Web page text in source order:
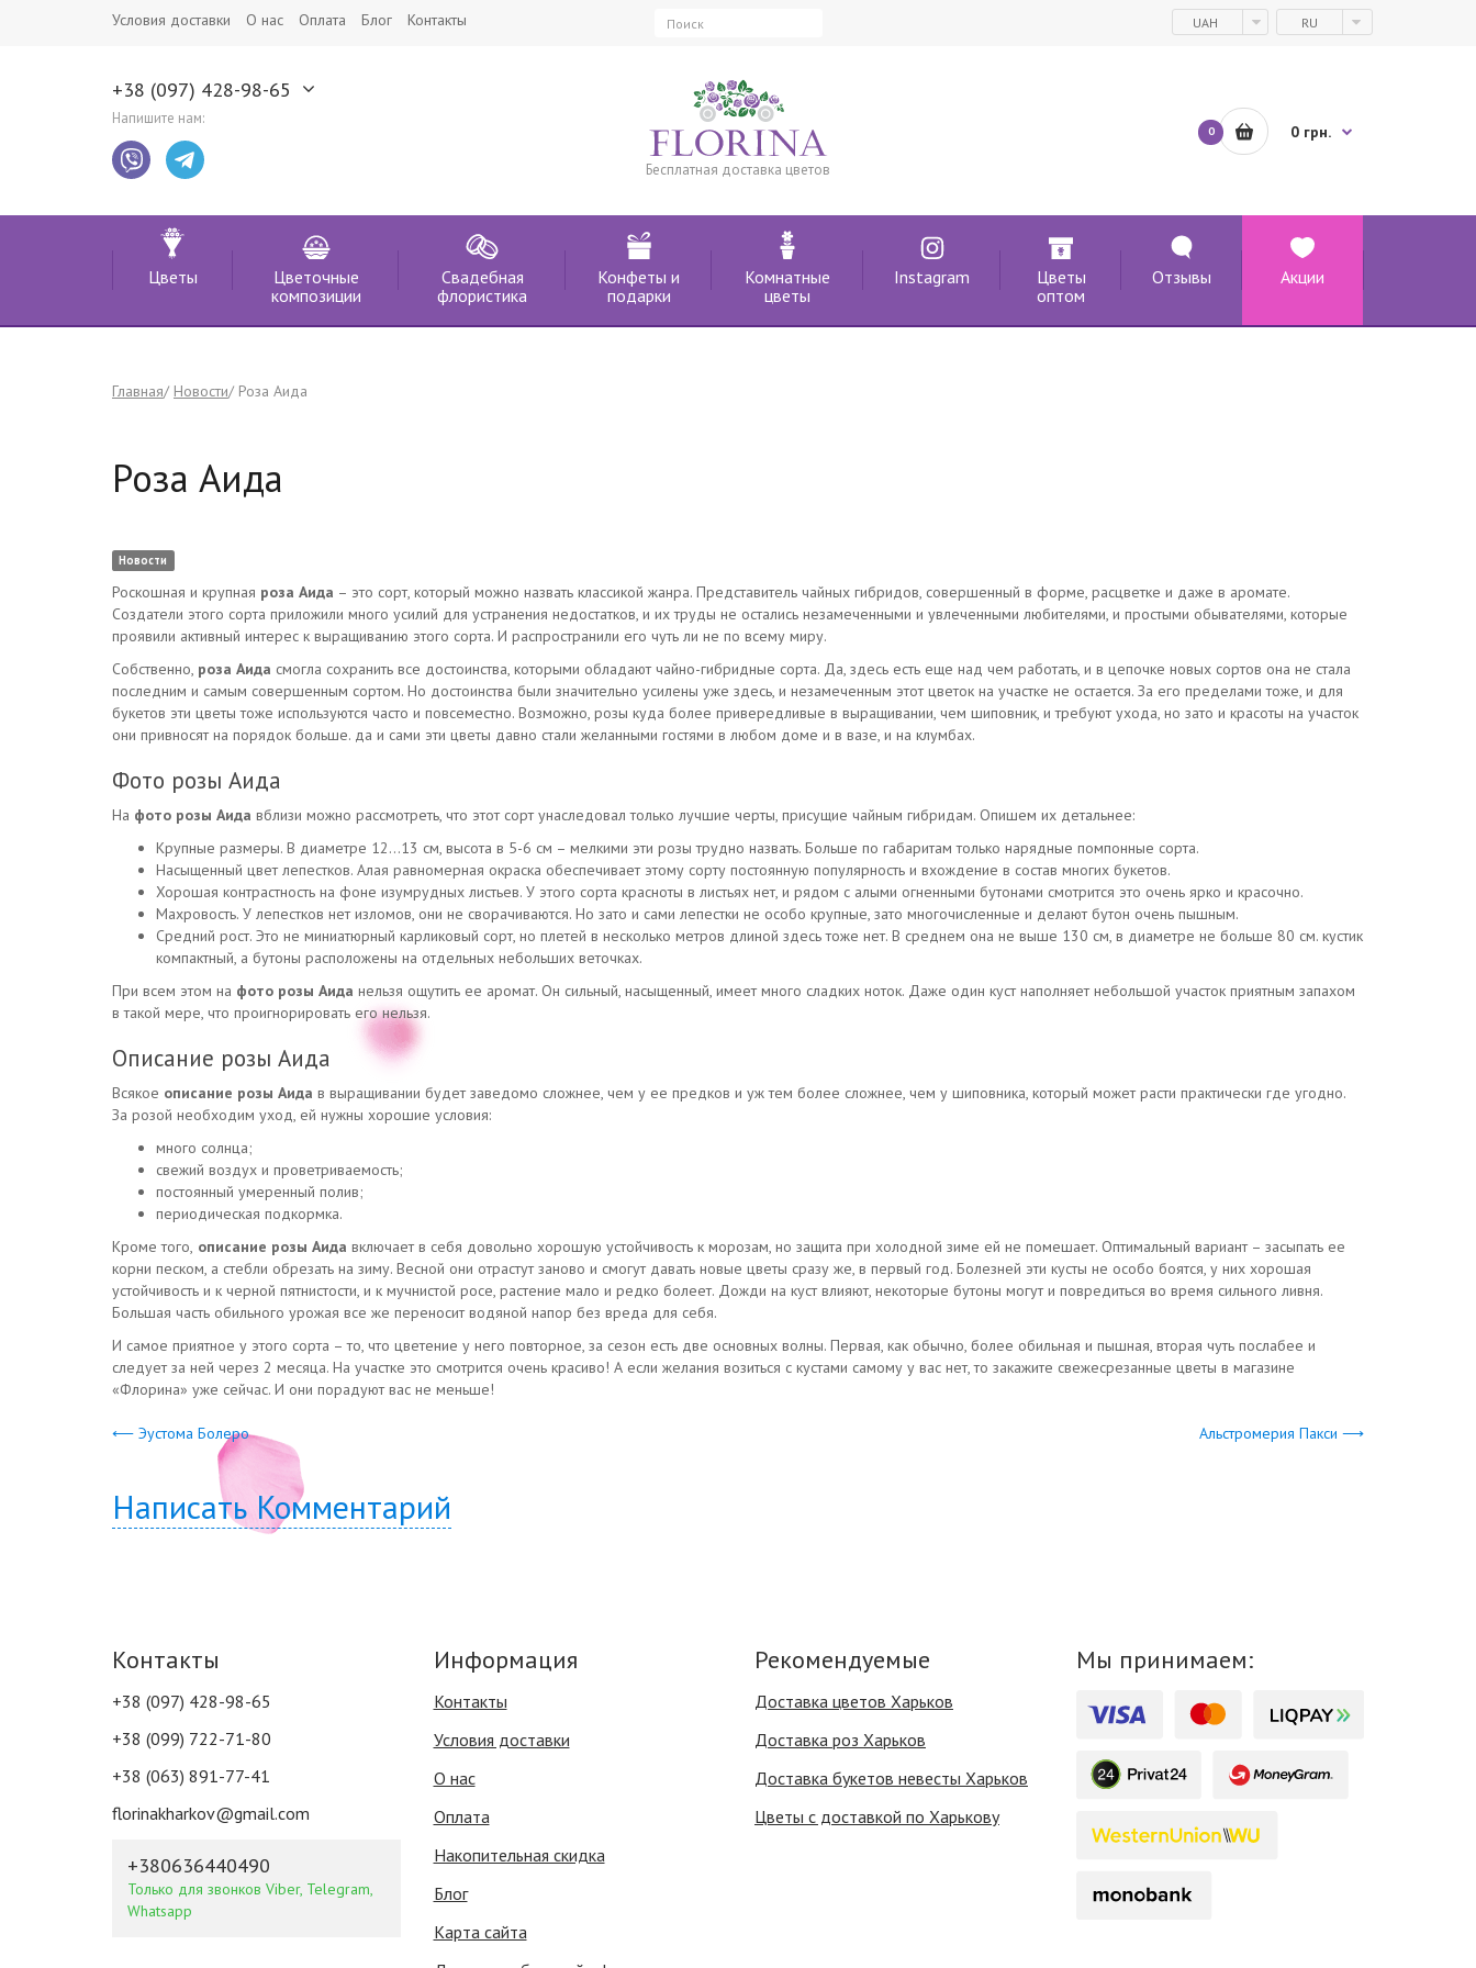
Условия доставки О нас Оплата Блог Контакты UAH RU
+38 (097) 428-98-65
Напишите нам:
Бесплатная доставка цветов
0 0 грн.
Цветы
Цветочные
композиции
Свадебная
флористика
Конфеты и
подарки
Комнатные
цветы
Instagram
Цветы
оптом
Отзывы Акции
Главная Новости Роза Аида
Роза Аида
Новости
Роскошная и крупная роза Аида – это сорт, который можно назвать классикой жанра. Представитель чайных гибридов, совершенный в форме, расцветке и даже в аромате.
Создатели этого сорта приложили много усилий для устранения недостатков, и их труды не остались незамеченными и увлеченными любителями, и простыми обывателями, которые
проявили активный интерес к выращиванию этого сорта. И распространили его чуть ли не по всему миру.
Собственно, роза Аида смогла сохранить все достоинства, которыми обладают чайно-гибридные сорта. Да, здесь есть еще над чем работать, и в цепочке новых сортов она не стала
последним и самым совершенным сортом. Но достоинства были значительно усилены уже здесь, и незамеченным этот цветок на участке не остается. За его пределами тоже, и для
букетов эти цветы тоже используются часто и повсеместно. Возможно, розы куда более привередливые в выращивании, чем шиповник, и требуют ухода, но зато и красоты на участок
они привносят на порядок больше. да и сами эти цветы давно стали желанными гостями в любом доме и в вазе, и на клумбах.
Фото розы Аида
На фото розы Аида вблизи можно рассмотреть, что этот сорт унаследовал только лучшие черты, присущие чайным гибридам. Опишем их детальнее:
Крупные размеры. В диаметре 12…13 см, высота в 5-6 см – мелкими эти розы трудно назвать. Больше по габаритам только нарядные помпонные сорта.
Насыщенный цвет лепестков. Алая равномерная окраска обеспечивает этому сорту постоянную популярность и вхождение в состав многих букетов.
Хорошая контрастность на фоне изумрудных листьев. У этого сорта красноты в листьях нет, и рядом с алыми огненными бутонами смотрится это очень ярко и красочно.
Махровость. У лепестков нет изломов, они не сворачиваются. Но зато и сами лепестки не особо крупные, зато многочисленные и делают бутон очень пышным.
Средний рост. Это не миниатюрный карликовый сорт, но плетей в несколько метров длиной здесь тоже нет. В среднем она не выше 130 см, в диаметре не больше 80 см. кустик
компактный, а бутоны расположены на отдельных небольших веточках.
При всем этом на фото розы Аида нельзя ощутить ее аромат. Он сильный, насыщенный, имеет много сладких ноток. Даже один куст наполняет небольшой участок приятным запахом
в такой мере, что проигнорировать его нельзя.
Описание розы Аида
Всякое описание розы Аида в выращивании будет заведомо сложнее, чем у ее предков и уж тем более сложнее, чем у шиповника, который может расти практически где угодно.
За розой необходим уход, ей нужны хорошие условия:
много солнца;
свежий воздух и проветриваемость;
постоянный умеренный полив;
периодическая подкормка.
Кроме того, описание розы Аида включает в себя довольно хорошую устойчивость к морозам, но защита при холодной зиме ей не помешает. Оптимальный вариант – засыпать ее
корни песком, а стебли обрезать на зиму. Весной они отрастут заново и смогут давать новые цветы сразу же, в первый год. Болезней эти кусты не особо боятся, у них хорошая
устойчивость и к черной пятнистости, и к мучнистой росе, растение мало и редко болеет. Дожди на куст влияют, некоторые бутоны могут и повредиться во время сильного ливня.
Большая часть обильного урожая все же переносит водяной напор без вреда для себя.
И самое приятное у этого сорта – то, что цветение у него повторное, за сезон есть две основных волны. Первая, как обычно, более обильная и пышная, вторая чуть послабее и
следует за ней через 2 месяца. На участке это смотрится очень красиво! А если желания возиться с кустами самому у вас нет, то закажите свежесрезанные цветы в магазине
«Флорина» уже сейчас. И они порадуют вас не меньше!
⟵ Эустома Болеро Альстромерия Пакси ⟶
Написать Комментарий
Контакты
+38 (097) 428-98-65
+38 (099) 722-71-80
+38 (063) 891-77-41
florinakharkov@gmail.com
+380636440490
Только для звонков Viber, Telegram,
Whatsapp
Информация
Контакты
Условия доставки
О нас
Оплата
Накопительная скидка
Блог
Карта сайта
Рекомендуемые
Доставка цветов Харьков
Доставка роз Харьков
Доставка букетов невесты Харьков
Цветы с доставкой по Харькову
Мы принимаем: